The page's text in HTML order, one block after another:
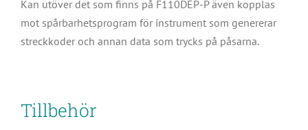
Kan utöver det som finns på F110DEP-P även kopplas
mot spårbarhetsprogram för instrument som genererar
streckkoder och annan data som trycks på påsarna.
Tillbehör